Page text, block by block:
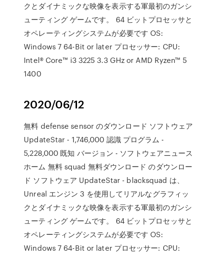
クとダイナミックな映像を表示する軍最初のガンシ
ューティング ゲームです。 64 ビットプロセッサと
オペレーティングシステムが必要です OS:
Windows 7 64-Bit or later プロセッサー: CPU:
Intel® Core™ i3 3225 3.3 GHz or AMD Ryzen™ 5
1400
2020/06/12
無料 defense sensor のダウンロード ソフトウェア
UpdateStar - 1,746,000 認識 プログラム -
5,228,000 既知 バージョン - ソフトウェアニュース
ホーム 無料 squad 無料ダウンロード のダウンロー
ド ソフトウェア UpdateStar - blacksquad は、
Unreal エンジン 3 を使用してリアルなグラフィッ
クとダイナミックな映像を表示する軍最初のガンシ
ューティング ゲームです。 64 ビットプロセッサと
オペレーティングシステムが必要です OS:
Windows 7 64-Bit or later プロセッサー: CPU: